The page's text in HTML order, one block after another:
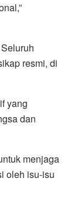
resmi, di
yang
dan
menjaga
oleh isu-isu